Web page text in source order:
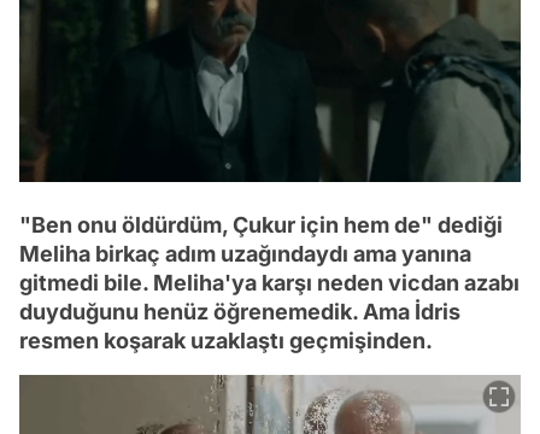
"Ben onu öldürdüm, Çukur için hem de" dediği
Meliha birkaç adım uzağındaydı ama yanına
gitmedi bile. Meliha'ya karşı neden vicdan azabı
duyduğunu henüz öğrenemedik. Ama İdris
resmen koşarak uzaklaştı geçmişinden.